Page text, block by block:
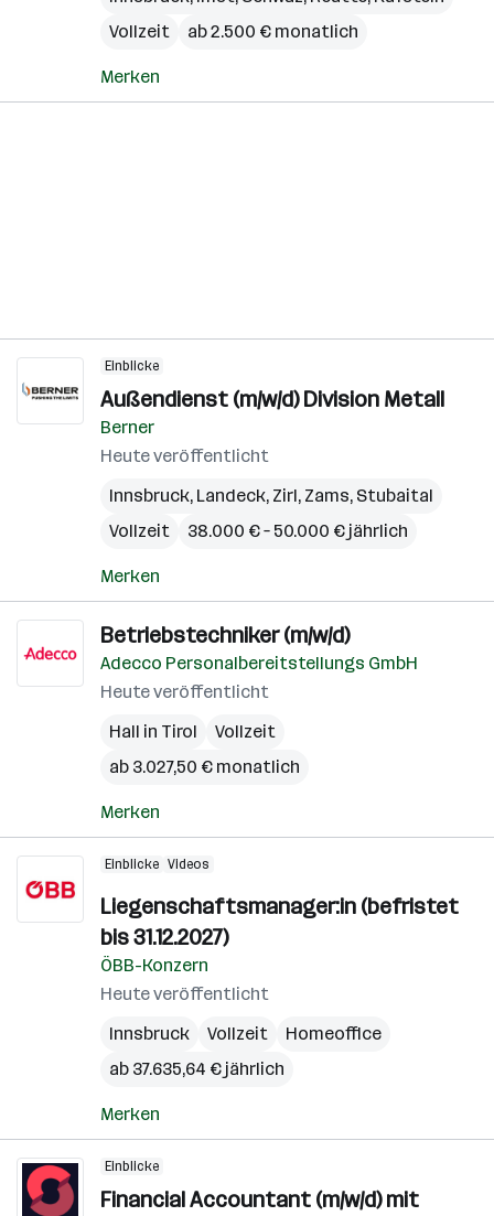
Vollzeit
ab 2.500 € monatlich
Merken
Einblicke
Außendienst (m/w/d) Division Metall
Berner
Heute veröffentlicht
Innsbruck, Landeck, Zirl, Zams, Stubaital
Vollzeit
38.000 € – 50.000 € jährlich
Merken
Betriebstechniker (m/w/d)
Adecco Personalbereitstellungs GmbH
Heute veröffentlicht
Hall in Tirol
Vollzeit
ab 3.027,50 € monatlich
Merken
Einblicke Videos
Liegenschaftsmanager:in (befristet
bis 31.12.2027)
ÖBB-Konzern
Heute veröffentlicht
Innsbruck
Vollzeit
Homeoffice
ab 37.635,64 € jährlich
Merken
Einblicke
Financial Accountant (m/w/d) mit